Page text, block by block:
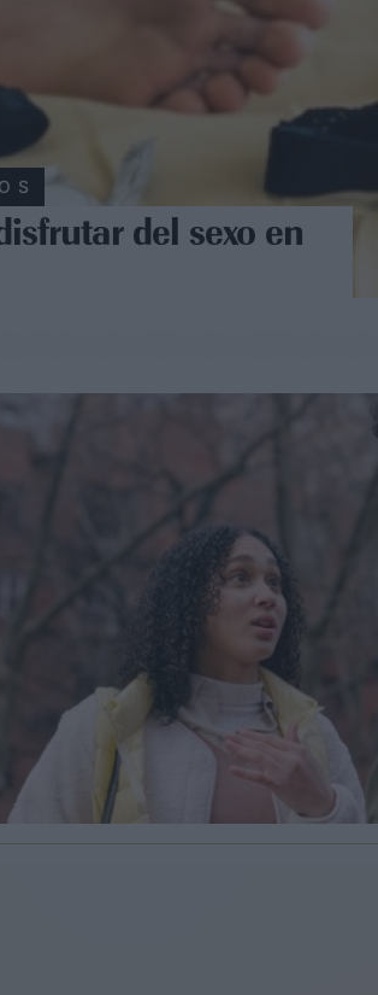
del sexo en